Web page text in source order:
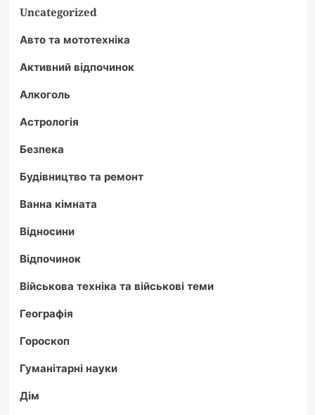
Uncategorized
Авто та мототехніка
Активний відпочинок
Алкоголь
Астрологія
Безпека
Будівництво та ремонт
Ванна кімната
Відносини
Відпочинок
Військова техніка та військові теми
Географія
Гороскоп
Гуманітарні науки
Дім